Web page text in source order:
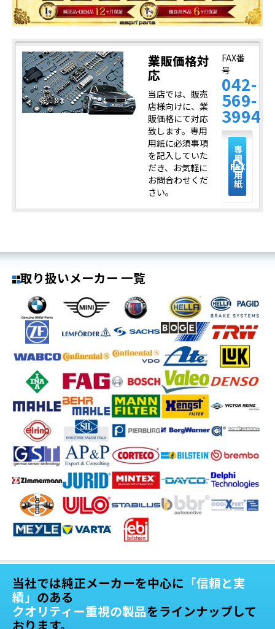
業販価格対
応
当店では、販売
店様向けに、業
販価格にて対応
致します。専用
用紙に必須事項
を記入していた
だき、お気軽に
お問合わせくだ
さい。
FAX番
号
042-
569-
3994
description
専
用
FAX
用
紙
取り扱いメーカー 一覧
当社では純正メーカーを中心に 「信頼と実
績」 のある
クオリティー重視の製品をラインナップして
おります。